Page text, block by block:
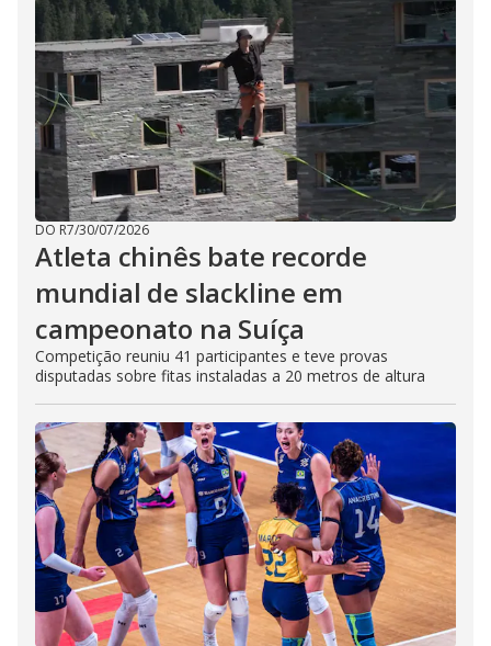
DO R7/30/07/2026
Atleta chinês bate recorde
mundial de slackline em
campeonato na Suíça
Competição reuniu 41 participantes e teve provas
disputadas sobre fitas instaladas a 20 metros de altura